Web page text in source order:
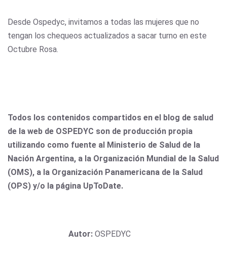
Desde Ospedyc, invitamos a todas las mujeres que no
tengan los chequeos actualizados a sacar turno en este
Octubre Rosa.
Todos los contenidos compartidos en el blog de salud
de la web de OSPEDYC son de producción propia
utilizando como fuente al Ministerio de Salud de la
Nación Argentina, a la Organización Mundial de la Salud
(OMS), a la Organización Panamericana de la Salud
(OPS) y/o la página UpToDate.
Autor: OSPEDYC